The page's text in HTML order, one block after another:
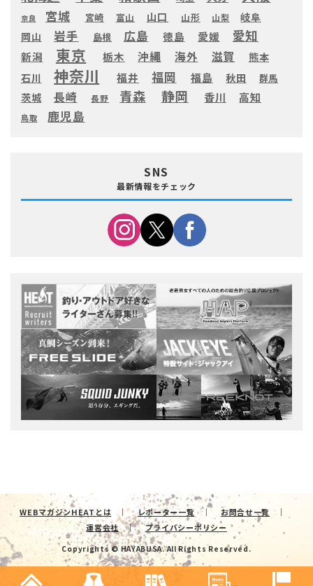
奈良 宮城 宮崎 富山 山口 山形 山梨
岐阜
岡山
岩手 島根 広島 徳島 愛媛 愛知
新潟 東京 栃木 沖縄 海外 滋賀
熊本
石川
神奈川 福井 福岡 福島 秋田 群馬
茨城 長崎 長野 青森 静岡 香川 高知
鳥取 鹿児島
SNS
最新情報をチェック
WEBマガジンHEATとは レポーター一覧
お問合せ一覧
運営会社
プライバシーポリシー
Copyrights © HAYABUSA. All Rights Reserved.